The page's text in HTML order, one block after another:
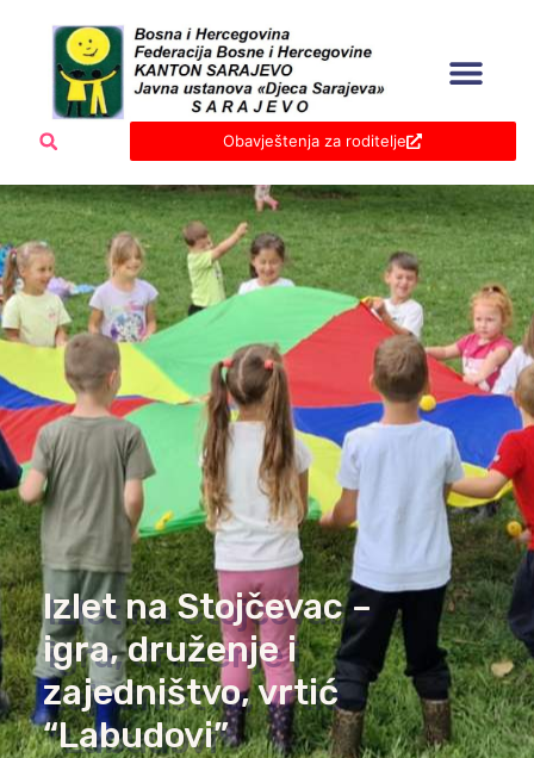
content
Obavještenja za roditelje
Izlet na Stojčevac –
igra, druženje i
zajedništvo, vrtić
“Labudovi”